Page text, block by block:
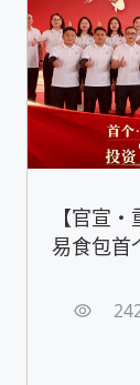
【官宣
易食包首